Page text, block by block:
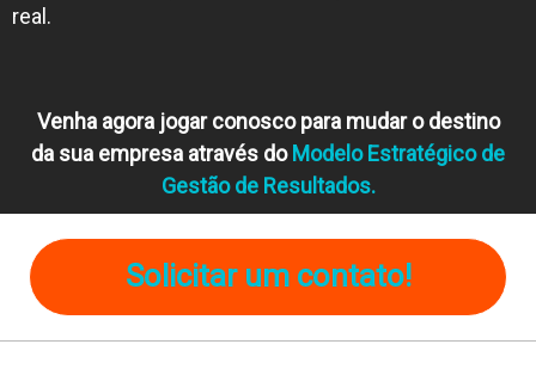
real.
Venha agora jogar conosco para mudar o destino
da sua empresa através doModelo Estratégico de
Gestão de Resultados.
Solicitar um contato!